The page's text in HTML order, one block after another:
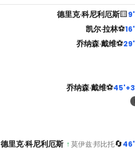
9'
🟨
德里克·科尼利厄斯
16'
⚽
凯尔·拉林
29'
⚽
乔纳森·戴维
45'+3
⚽
乔纳森·戴维
46'
🔄
德里克·科尼利厄斯 ↑莫伊兹·邦比托